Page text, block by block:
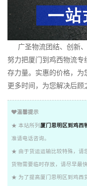
广圣物流团结、创新、
努力把厦门到鸡西物流专
存力量。实惠的价格，为
更多时间，为您解决后顾
温馨提示
★ 本站所列 厦门思明区到鸡西
准请电话咨询。
★ 由于货运运输比较特殊，请
货物需要临时存放，请尽早最
★ 为了提高厦门思明区到鸡西